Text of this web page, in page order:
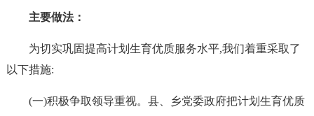
主要做法：
为切实巩固提高计划生育优质服务水平,我们着重采取了
以下措施:
(一)积极争取领导重视。县、乡党委政府把计划生育优质